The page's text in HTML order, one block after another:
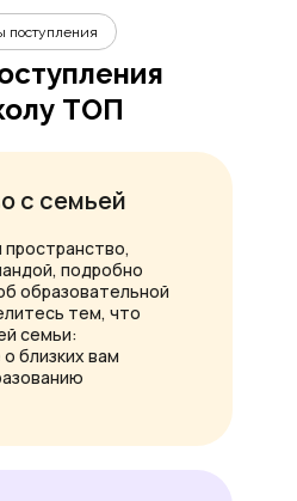
с семьей
подробно
образовательной
тем, что
семьи:
близких вам
ТОП
поступления